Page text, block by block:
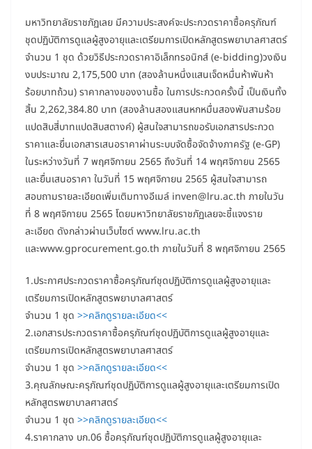
มหาวิทยาลัยราชภัฏเลย มีความประสงค์จะประกวดราคาซื้อครุภัณฑ์
ชุดปฏิบัติการดูแลผู้สูงอายุและเตรียมการเปิดหลักสูตรพยาบาลศาสตร์
จำนวน 1 ชุด ด้วยวิธีประกวดราคาอิเล็กทรอนิกส์ (e-bidding)วงเงิน
งบประมาณ 2,175,500 บาท (สองล้านหนึ่งแสนเจ็ดหมื่นห้าพันห้า
ร้อยบาทถ้วน) ราคากลางของงานซื้อ ในการประกวดครั้งนี้ เป็นเงินทั้ง
สิ้น 2,262,384.80 บาท (สองล้านสองแสนหกหมื่นสองพันสามร้อย
แปดสิบสี่บาทแปดสิบสตางค์) ผู้สนใจสามารถขอรับเอกสารประกวด
ราคาและยื่นเอกสารเสนอราคาผ่านระบบจัดซื้อจัดจ้างภาครัฐ (e-GP)
ในระหว่างวันที่ 7 พฤศจิกายน 2565 ถึงวันที่ 14 พฤศจิกายน 2565
และยื่นเสนอราคา ในวันที่ 15 พฤศจิกายน 2565 ผู้สนใจสามารถ
สอบถามรายละเอียดเพิ่มเติมทางอีเมล์ inven@lru.ac.th ภายในวัน
ที่ 8 พฤศจิกายน 2565 โดยมหาวิทยาลัยราชภัฏเลยจะชี้แจงราย
ละเอียด ดังกล่าวผ่านเว็บไซต์ www.lru.ac.th
และwww.gprocurement.go.th ภายในวันที่ 8 พฤศจิกายน 2565
1.ประกาศประกวดราคาซื้อครุภัณฑ์ชุดปฏิบัติการดูแลผู้สูงอายุและ
เตรียมการเปิดหลักสูตรพยาบาลศาสตร์
จำนวน 1 ชุด >>คลิกดูรายละเอียด<<
2.เอกสารประกวดราคาซื้อครุภัณฑ์ชุดปฏิบัติการดูแลผู้สูงอายุและ
เตรียมการเปิดหลักสูตรพยาบาลศาสตร์
จำนวน 1 ชุด >>คลิกดูรายละเอียด<<
3.คุณลักษณะครุภัณฑ์ชุดปฏิบัติการดูแลผู้สูงอายุและเตรียมการเปิด
หลักสูตรพยาบาลศาสตร์
จำนวน 1 ชุด >>คลิกดูรายละเอียด<<
4.ราคากลาง บก.06 ซื้อครุภัณฑ์ชุดปฏิบัติการดูแลผู้สูงอายุและ